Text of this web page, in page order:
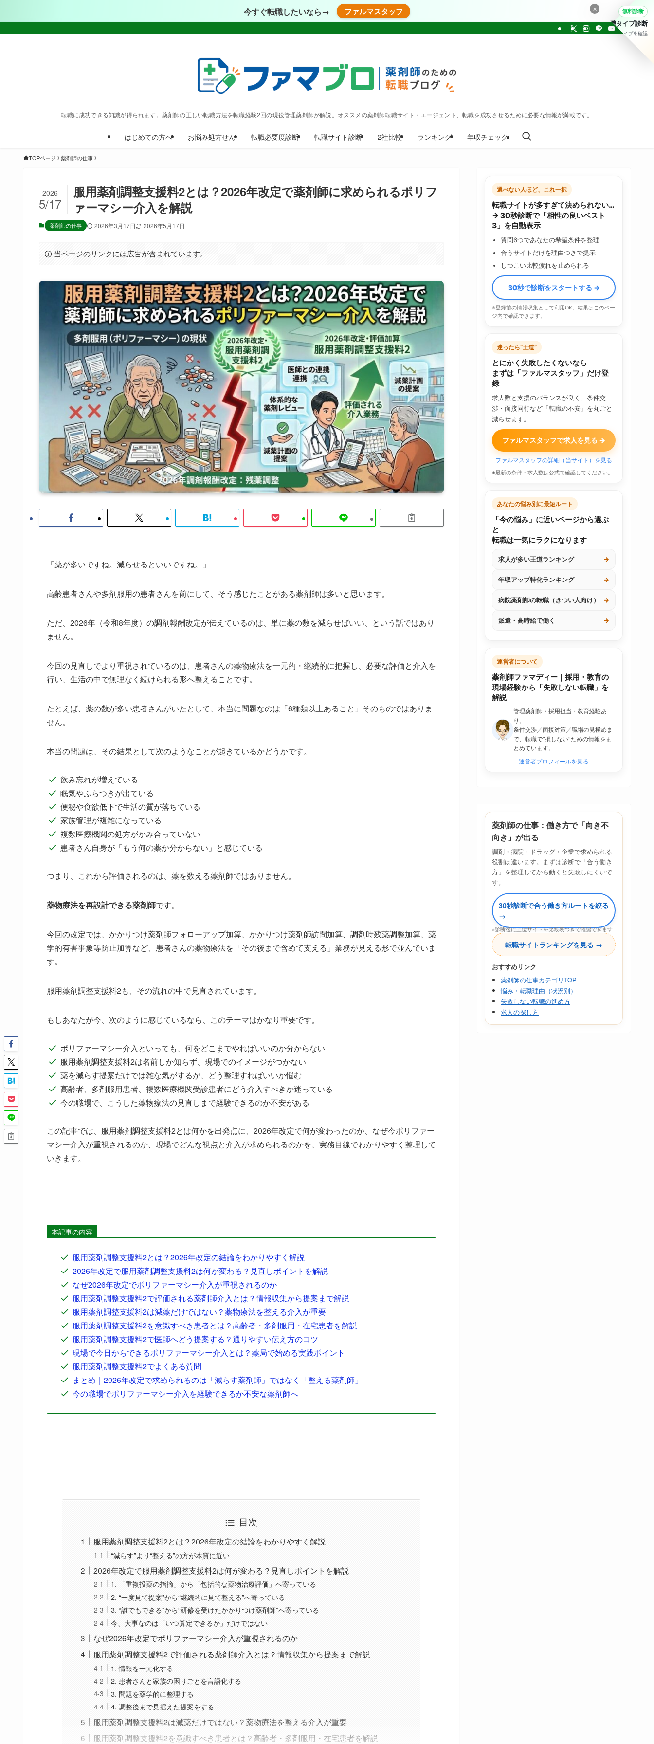
今すぐ転職したいなら→ ファルマスタッフ
転職に成功できる知識が得られます。薬剤師の正しい転職方法を転職経験2回の現役管理薬剤師が解説。オススメの薬剤師転職サイト・エージェント、転職を成功させるために必要な情報が満載です。
はじめての方へ お悩み処方せん 転職必要度診断 転職サイト診断 2社比較 ランキング 年収チェック
TOPページ 薬剤師の仕事
服用薬剤調整支援料2とは？2026年改定で薬剤師に求められるポリフ
ァーマシー介入を解説
2026
5/17
薬剤師の仕事 2026年3月17日 2026年5月17日
当ページのリンクには広告が含まれています。
「薬が多いですね。減らせるといいですね。」
高齢患者さんや多剤服用の患者さんを前にして、そう感じたことがある薬剤師は多いと思います。
ただ、2026年（令和8年度）の調剤報酬改定が伝えているのは、単に薬の数を減らせばいい、という話ではあり
ません。
今回の見直しでより重視されているのは、患者さんの薬物療法を一元的・継続的に把握し、必要な評価と介入を
行い、生活の中で無理なく続けられる形へ整えることです。
たとえば、薬の数が多い患者さんがいたとして、本当に問題なのは「6種類以上あること」そのものではありま
せん。
本当の問題は、その結果として次のようなことが起きているかどうかです。
飲み忘れが増えている
眠気やふらつきが出ている
便秘や食欲低下で生活の質が落ちている
家族管理が複雑になっている
複数医療機関の処方がかみ合っていない
患者さん自身が「もう何の薬か分からない」と感じている
つまり、これから評価されるのは、薬を数える薬剤師ではありません。
薬物療法を再設計できる薬剤師です。
今回の改定では、かかりつけ薬剤師フォローアップ加算、かかりつけ薬剤師訪問加算、調剤時残薬調整加算、薬
学的有害事象等防止加算など、患者さんの薬物療法を「その後まで含めて支える」業務が見える形で並んでいま
す。
服用薬剤調整支援料2も、その流れの中で見直されています。
もしあなたが今、次のように感じているなら、このテーマはかなり重要です。
ポリファーマシー介入といっても、何をどこまでやればいいのか分からない
服用薬剤調整支援料2は名前しか知らず、現場でのイメージがつかない
薬を減らす提案だけでは雑な気がするが、どう整理すればいいか悩む
高齢者、多剤服用患者、複数医療機関受診患者にどう介入すべきか迷っている
今の職場で、こうした薬物療法の見直しまで経験できるのか不安がある
この記事では、服用薬剤調整支援料2とは何かを出発点に、2026年改定で何が変わったのか、なぜ今ポリファー
マシー介入が重視されるのか、現場でどんな視点と介入が求められるのかを、実務目線でわかりやすく整理して
いきます。
本記事の内容
服用薬剤調整支援料2とは？2026年改定の結論をわかりやすく解説
2026年改定で服用薬剤調整支援料2は何が変わる？見直しポイントを解説
なぜ2026年改定でポリファーマシー介入が重視されるのか
服用薬剤調整支援料2で評価される薬剤師介入とは？情報収集から提案まで解説
服用薬剤調整支援料2は減薬だけではない？薬物療法を整える介入が重要
服用薬剤調整支援料2を意識すべき患者とは？高齢者・多剤服用・在宅患者を解説
服用薬剤調整支援料2で医師へどう提案する？通りやすい伝え方のコツ
現場で今日からできるポリファーマシー介入とは？薬局で始める実践ポイント
服用薬剤調整支援料2でよくある質問
まとめ｜2026年改定で求められるのは「減らす薬剤師」ではなく「整える薬剤師」
今の職場でポリファーマシー介入を経験できるか不安な薬剤師へ
目次
服用薬剤調整支援料2とは？2026年改定の結論をわかりやすく解説
“減らす”より“整える”の方が本質に近い
2026年改定で服用薬剤調整支援料2は何が変わる？見直しポイントを解説
1. 「重複投薬の指摘」から「包括的な薬物治療評価」へ寄っている
2. “一度見て提案”から“継続的に見て整える”へ寄っている
3. “誰でもできる”から“研修を受けたかかりつけ薬剤師”へ寄っている
今、大事なのは「いつ算定できるか」だけではない
なぜ2026年改定でポリファーマシー介入が重視されるのか
服用薬剤調整支援料2で評価される薬剤師介入とは？情報収集から提案まで解説
1. 情報を一元化する
2. 患者さんと家族の困りごとを言語化する
3. 問題を薬学的に整理する
4. 調整後まで見据えた提案をする
服用薬剤調整支援料2は減薬だけではない？薬物療法を整える介入が重要
服用薬剤調整支援料2を意識すべき患者とは？高齢者・多剤服用・在宅患者を解説
選べない人ほど、これ一択
転職サイトが多すぎて決められない…
→ 30秒診断で「相性の良いベスト
3」を自動表示
質問6つであなたの希望条件を整理
合うサイトだけを理由つきで提示
しつこい比較疲れを止められる
30秒で診断をスタートする →
※登録前の情報収集として利用OK。結果はこのペー
ジ内で確認できます。
迷ったら“王道”
とにかく失敗したくないなら
まずは「ファルマスタッフ」だけ登
録
求人数と支援のバランスが良く、条件交
渉・面接同行など「転職の不安」を丸ごと
減らせます。
ファルマスタッフで求人を見る →
ファルマスタッフの詳細（当サイト）を見る
※最新の条件・求人数は公式で確認してください。
あなたの悩み別に最短ルート
「今の悩み」に近いページから選ぶ
と
転職は一気にラクになります
求人が多い王道ランキング →
年収アップ特化ランキング →
病院薬剤師の転職（きつい人向け） →
派遣・高時給で働く →
運営者について
薬剤師ファマディー｜採用・教育の
現場経験から「失敗しない転職」を
解説
管理薬剤師・採用担当・教育経験あ
り。
条件交渉／面接対策／職場の見極めま
で、転職で“損しない”ための情報をま
とめています。
運営者プロフィールを見る
薬剤師の仕事：働き方で「向き不
向き」が出る
調剤・病院・ドラッグ・企業で求められる
役割は違います。まずは診断で「合う働き
方」を整理してから動くと失敗しにくいで
す。
30秒診断で合う働き方ルートを絞る
→
※診断後に上位サイトを比較表つきで確認できます
転職サイトランキングを見る →
おすすめリンク
薬剤師の仕事カテゴリTOP
悩み・転職理由（状況別）
失敗しない転職の進め方
求人の探し方
× 無料診断
転職タイプ診断
30問でタイプを確認